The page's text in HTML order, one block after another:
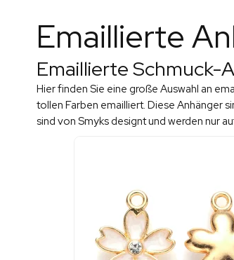
Emaillierte
Emaillierte Schmuck-
Hier finden Sie eine große Auswahl an
tollen Farben emailliert. Diese Anhänger
sind von Smyks designt und werden nur